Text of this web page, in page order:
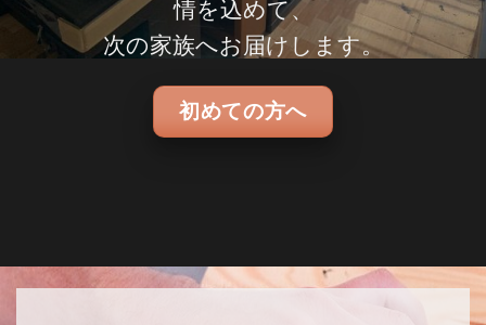
情を込めて、
次の家族へお届けします。
初めての方へ